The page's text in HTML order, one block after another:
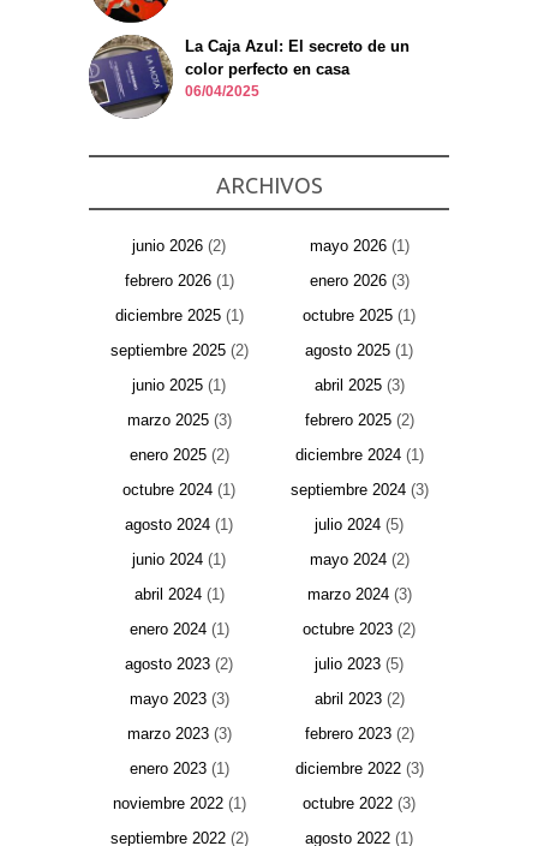
La Caja Azul: El secreto de un
color perfecto en casa
06/04/2025
ARCHIVOS
junio 2026 (2) mayo 2026(1)
febrero 2026(1) enero 2026(3)
diciembre 2025(1) octubre 2025 (1)
septiembre 2025(2) agosto 2025 (1)
junio 2025 (1) abril 2025(3)
marzo 2025(3) febrero 2025(2)
enero 2025(2) diciembre 2024(1)
octubre 2024 (1) septiembre 2024(3)
agosto 2024 (1) julio 2024 (5)
junio 2024 (1) mayo 2024(2)
abril 2024(1) marzo 2024(3)
enero 2024(1) octubre 2023 (2)
agosto 2023 (2) julio 2023 (5)
mayo 2023(3) abril 2023(2)
marzo 2023(3) febrero 2023(2)
enero 2023(1) diciembre 2022(3)
noviembre 2022(1) octubre 2022 (3)
septiembre 2022(2) agosto 2022 (1)